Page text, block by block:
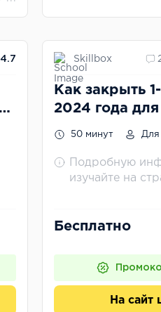
4.7 Skillbox
Как закрыть
2024 года
50 минут Для
Подробную
изучайте на
Бесплатно
На